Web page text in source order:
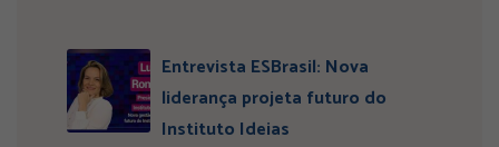
Entrevista ESBrasil: Nova
liderança projeta futuro do
Instituto Ideias